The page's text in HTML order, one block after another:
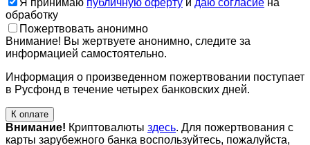
Я принимаю публичную оферту и даю согласие на
обработку
Пожертвовать анонимно
Внимание! Вы жертвуете анонимно, следите за
информацией самостоятельно.
Информация о произведенном пожертвовании поступает
в Русфонд в течение четырех банковских дней.
К оплате
Внимание! Криптовалюты здесь. Для пожертвования с
карты зарубежного банка воспользуйтесь, пожалуйста,